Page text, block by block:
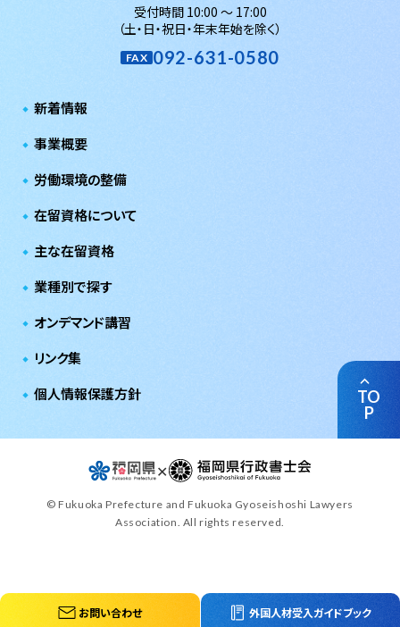
お問い合わせ 外国人材受入ガイドブック
TO
P
受付時間 10:00 〜 17:00
（土・日・祝日・年末年始を除く）
FAX 092-631-0580
新着情報
事業概要
労働環境の整備
在留資格について
主な在留資格
業種別で探す
オンデマンド講習
リンク集
個人情報保護方針
✕
© Fukuoka Prefecture and Fukuoka Gyoseishoshi Lawyers
Association. All rights reserved.